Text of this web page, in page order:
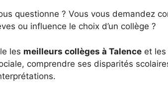
questionne ? Vous vous demandez
ou influence le choix d’un collège ?
les meilleurs collèges à Talence et
comprendre ses disparités